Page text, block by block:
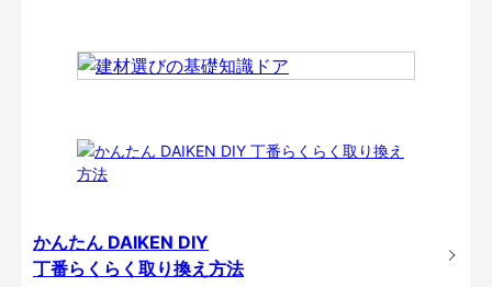
かんたん DAIKEN DIY
丁番らくらく取り換え方法